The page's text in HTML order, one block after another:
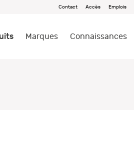
Contact Accès Emplois
Marques Connaissances